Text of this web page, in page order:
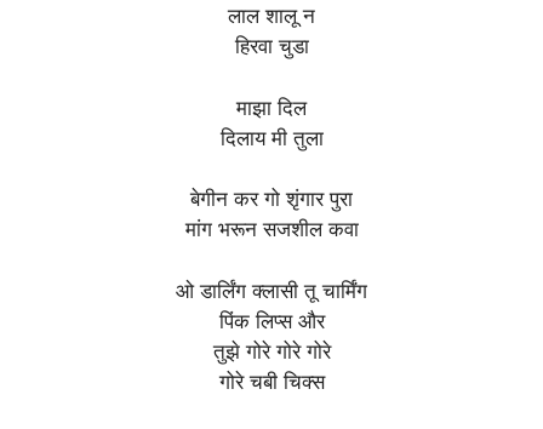
लाल शालू न
हिरवा चुडा
माझा दिल
दिलाय मी तुला
बेगीन कर गो शृंगार पुरा
मांग भरून सजशील कवा
ओ डार्लिंग क्लासी तू चार्मिंग
पिंक लिप्स और
तुझे गोरे गोरे गोरे
गोरे चबी चिक्स